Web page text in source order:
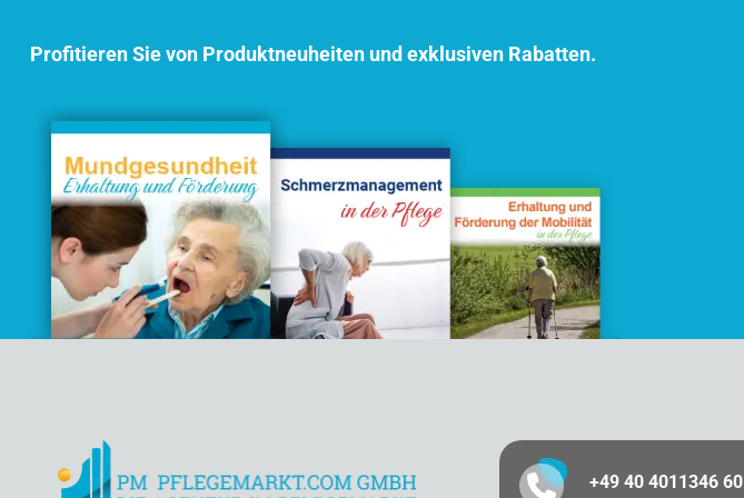
Profitieren Sie von Produktneuheiten und exklusiven Rabatten.
+49 40 4011346 60